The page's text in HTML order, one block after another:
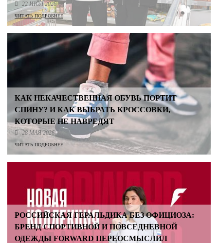
22 ИЮЛ 2026
ЧИТАТЬ ПОДРОБНЕЕ
КАК НЕКАЧЕСТВЕННАЯ ОБУВЬ ПОРТИТ
СПИНУ? И КАК ВЫБРАТЬ КРОССОВКИ,
КОТОРЫЕ НЕ НАВРЕДЯТ
28 МАЯ 2026
ЧИТАТЬ ПОДРОБНЕЕ
РОССИЙСКАЯ ГЕРАЛЬДИКА БЕЗ ОФИЦИОЗА:
БРЕНД СПОРТИВНОЙ И ПОВСЕДНЕВНОЙ
ОДЕЖДЫ FORWARD ПЕРЕОСМЫСЛИЛ